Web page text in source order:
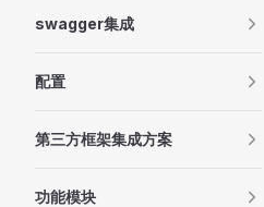
swagger集成
配置
第三方框架集成方案
功能模块